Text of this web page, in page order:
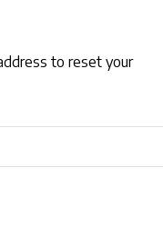
to reset your